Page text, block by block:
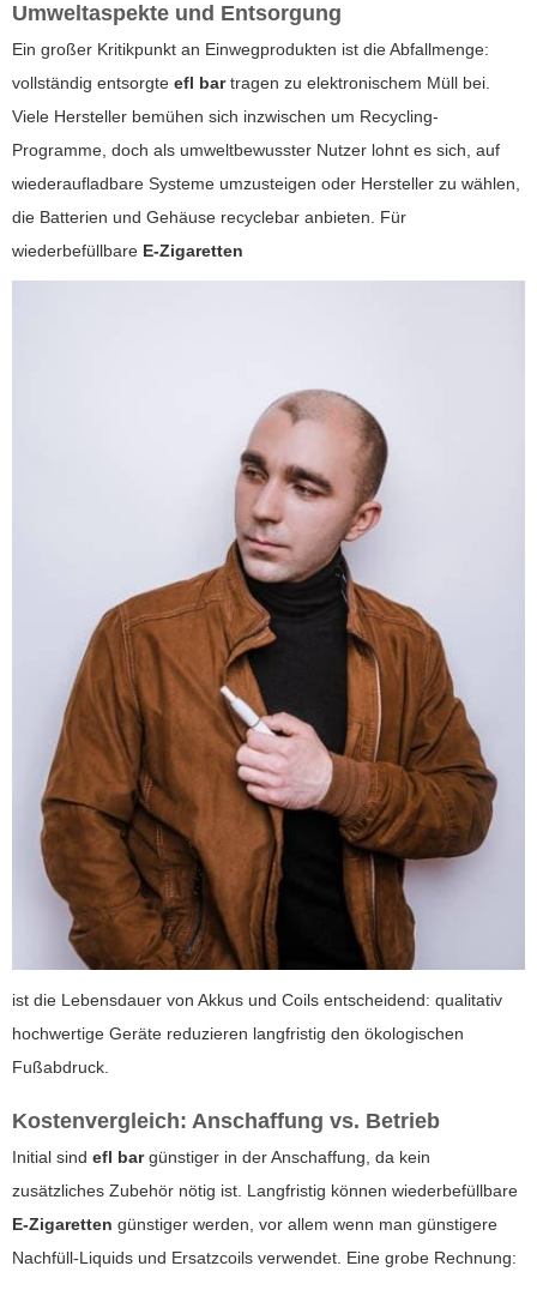
Umweltaspekte und Entsorgung
Ein großer Kritikpunkt an Einwegprodukten ist die Abfallmenge:
vollständig entsorgte efl bartragen zu elektronischem Müll bei.
Viele Hersteller bemühen sich inzwischen um Recycling-
Programme, doch als umweltbewusster Nutzer lohnt es sich, auf
wiederaufladbare Systeme umzusteigen oder Hersteller zu wählen,
die Batterien und Gehäuse recyclebar anbieten. Für
wiederbefüllbare E-Zigaretten
ist die Lebensdauer von Akkus und Coils entscheidend: qualitativ
hochwertige Geräte reduzieren langfristig den ökologischen
Fußabdruck.
Kostenvergleich: Anschaffung vs. Betrieb
Initial sind efl bargünstiger in der Anschaffung, da kein
zusätzliches Zubehör nötig ist. Langfristig können wiederbefüllbare
E-Zigaretten günstiger werden, vor allem wenn man günstigere
Nachfüll-Liquids und Ersatzcoils verwendet. Eine grobe Rechnung: